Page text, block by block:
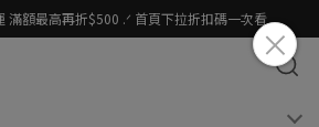
滿額最高再折$500 .ᐟ 首頁下拉折扣碼一次看